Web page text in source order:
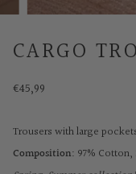
CARGO
€45,99
Trousers with large
Composition: 97% Cotton,